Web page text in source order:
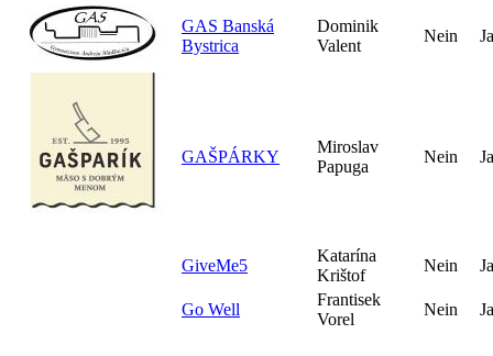
GAS Banská
Bystrica
Dominik
Valent
Nein Ja
GAŠPÁRKY
Miroslav
Papuga
Nein Ja
GiveMe5
Katarína
Krištof
Nein Ja
Go Well
Frantisek
Vorel
Nein Ja